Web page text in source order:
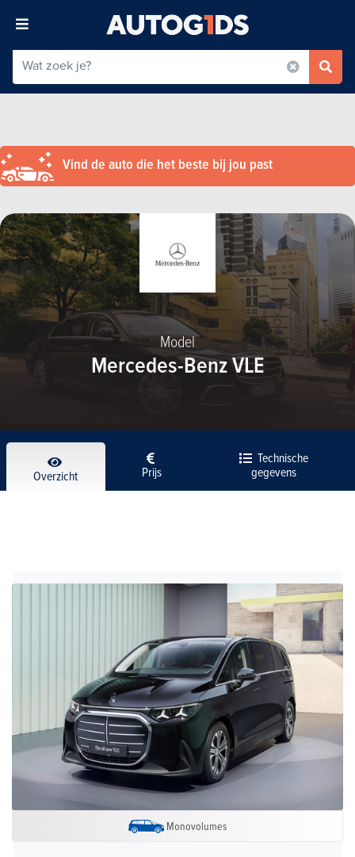
Vind de auto die het beste bij jou past
Model
Mercedes-Benz VLE
Overzicht Prijs
Technische
gegevens
Monovolumes